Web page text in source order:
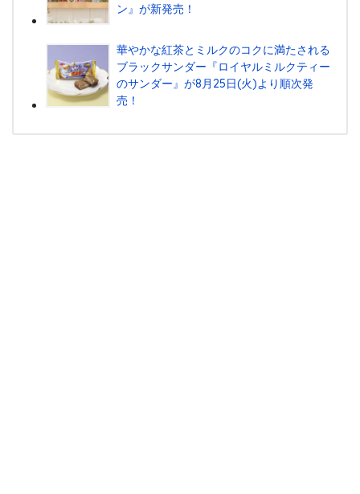
ン』が新発売！
華やかな紅茶とミルクのコクに満たされる
ブラックサンダー『ロイヤルミルクティー
のサンダー』が8月25日(火)より順次発
売！